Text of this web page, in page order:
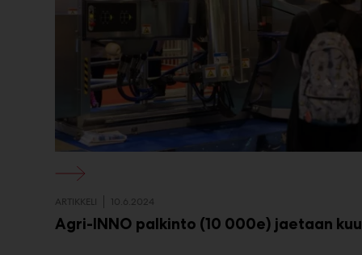
ARTIKKELI 10.6.2024
Agri-INNO palkinto (10 000e) jaetaan